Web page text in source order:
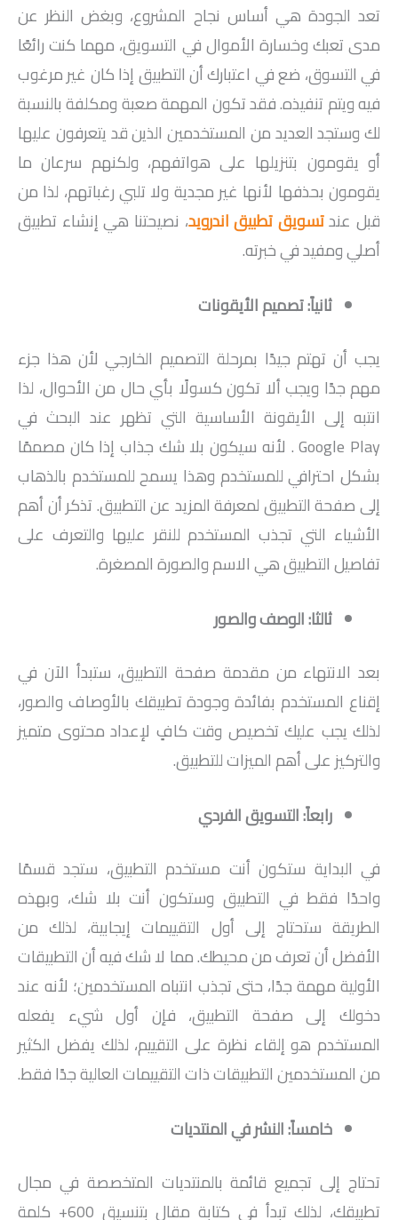
تعد الجودة هي أساس نجاح المشروع، وبغض النظر عن
مدى تعبك وخسارة الأموال في التسويق، مهما كنت رائعًا
في التسوق، ضع في اعتبارك أن التطبيق إذا كان غير مرغوب
فيه ويتم تنفيذه. فقد تكون المهمة صعبة ومكلفة بالنسبة
لك وستجد العديد من المستخدمين الذين قد يتعرفون عليها
أو يقومون بتنزيلها على هواتفهم، ولكنهم سرعان ما
يقومون بحذفها لأنها غير مجدية ولا تلبي رغباتهم، لذا من
قبل عندتسويق تطبيق اندرويد، نصيحتنا هي إنشاء تطبيق
أصلي ومفيد في خبرته.
ثانياً: تصميم الأيقونات
يجب أن تهتم جيدًا بمرحلة التصميم الخارجي لأن هذا جزء
مهم جدًا ويجب ألا تكون كسولًا بأي حال من الأحوال، لذا
انتبه إلى الأيقونة الأساسية التي تظهر عند البحث في
Google Play . لأنه سيكون بلا شك جذاب إذا كان مصممًا
بشكل احترافي للمستخدم وهذا يسمح للمستخدم بالذهاب
إلى صفحة التطبيق لمعرفة المزيد عن التطبيق. تذكر أن أهم
الأشياء التي تجذب المستخدم للنقر عليها والتعرف على
تفاصيل التطبيق هي الاسم والصورة المصغرة.
ثالثا: الوصف والصور
بعد الانتهاء من مقدمة صفحة التطبيق، ستبدأ الآن في
إقناع المستخدم بفائدة وجودة تطبيقك بالأوصاف والصور،
لذلك يجب عليك تخصيص وقت كافٍ لإعداد محتوى متميز
والتركيز على أهم الميزات للتطبيق.
رابعاً: التسويق الفردي
في البداية ستكون أنت مستخدم التطبيق، ستجد قسمًا
واحدًا فقط في التطبيق وستكون أنت بلا شك، وبهذه
الطريقة ستحتاج إلى أول التقييمات إيجابية، لذلك من
الأفضل أن تعرف من محيطك. مما لا شك فيه أن التطبيقات
الأولية مهمة جدًا، حتى تجذب انتباه المستخدمين؛ لأنه عند
دخولك إلى صفحة التطبيق، فإن أول شيء يفعله
المستخدم هو إلقاء نظرة على التقييم، لذلك يفضل الكثير
من المستخدمين التطبيقات ذات التقييمات العالية جدًا فقط.
خامساً: النشر في المنتديات
تحتاج إلى تجميع قائمة بالمنتديات المتخصصة في مجال
تطبيقك، لذلك تبدأ في كتابة مقال بتنسيق 600+ كلمة